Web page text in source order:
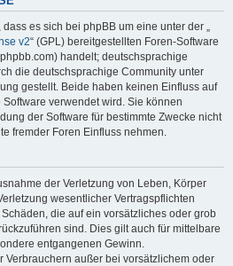
es sich bei phpBB um eine unter der „
v2“ (GPL) bereitgestellten Foren-Software
handelt; deutschsprachige
die deutschsprachige Community unter
gestellt. Beide haben keinen Einfluss auf
verwendet wird. Sie können
der Software für bestimmte Zwecke nicht
fremder Foren Einfluss nehmen.
der Verletzung von Leben, Körper
wesentlicher Vertragspflichten
die auf ein vorsätzliches oder grob
sind. Dies gilt auch für mittelbare
entgangenen Gewinn.
Verbrauchern außer bei vorsätzlichem oder